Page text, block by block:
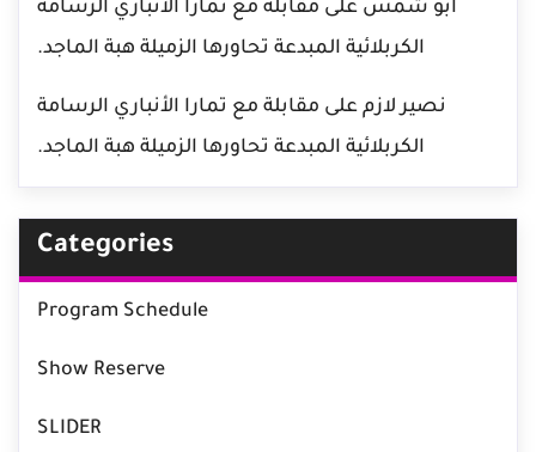
أبو شمس على مقابلة مع تمارا الأنباري الرسامة
الكربلائية المبدعة تحاورها الزميلة هبة الماجد.
نصير لازم على مقابلة مع تمارا الأنباري الرسامة
الكربلائية المبدعة تحاورها الزميلة هبة الماجد.
Categories
Program Schedule
Show Reserve
SLIDER